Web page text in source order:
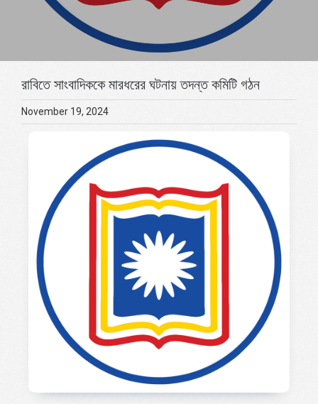
রাবিতে সাংবাদিককে মারধরের ঘটনায় তদন্ত কমিটি গঠন
November 19, 2024